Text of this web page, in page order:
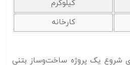
کیلوگرم
کارخانه
شروع یک پروژه ساخت‌و‌ساز بتنی